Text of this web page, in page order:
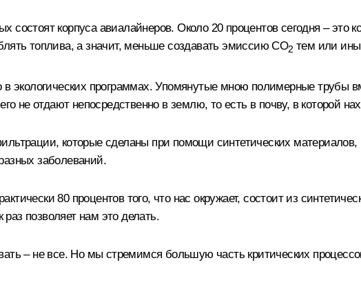
состоят корпуса авиалайнеров. Около 20 процентов сегодня – это
топлива, а значит, меньше создавать эмиссию СО2 тем или
в экологических программах. Упомянутые мною полимерные трубы
не отдают непосредственно в землю, то есть в почву, в которой
которые сделаны при помощи синтетических
заболеваний.
80 процентов того, что нас окружает, состоит из
раз позволяет нам это делать.
– не все. Но мы стремимся большую часть критических